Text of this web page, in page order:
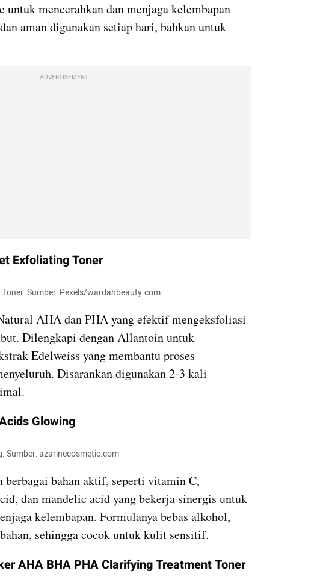
untuk mencerahkan dan menjaga kelembapan
aman digunakan setiap hari, bahkan untuk
ADVERTISEMENT
Exfoliating Toner
Sumber: Pexels/wardahbeauty.com
AHA dan PHA yang efektif mengeksfoliasi
Dilengkapi dengan Allantoin untuk
Edelweiss yang membantu proses
Disarankan digunakan 2-3 kali
Glowing
Sumber: azarinecosmetic.com
berbagai bahan aktif, seperti vitamin C,
kelembapan. Formulanya bebas alkohol,
sehingga cocok untuk kulit sensitif.
AHA BHA PHA Clarifying Treatment Toner